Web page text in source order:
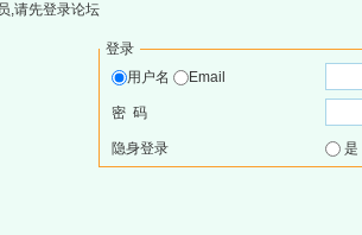
,请先登录论坛
登录
用户名
Email
密 码
隐身登录